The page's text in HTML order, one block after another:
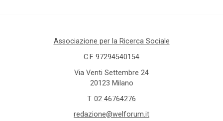
Associazione per la Ricerca Sociale
C.F. 97294540154
Via Venti Settembre 24
20123 Milano
T. 02 46764276
redazione@welforum.it